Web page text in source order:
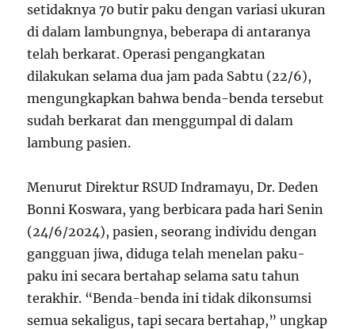
setidaknya 70 butir paku dengan variasi ukuran
di dalam lambungnya, beberapa di antaranya
telah berkarat. Operasi pengangkatan
dilakukan selama dua jam pada Sabtu (22/6),
mengungkapkan bahwa benda-benda tersebut
sudah berkarat dan menggumpal di dalam
lambung pasien.
Menurut Direktur RSUD Indramayu, Dr. Deden
Bonni Koswara, yang berbicara pada hari Senin
(24/6/2024), pasien, seorang individu dengan
gangguan jiwa, diduga telah menelan paku-
paku ini secara bertahap selama satu tahun
terakhir. “Benda-benda ini tidak dikonsumsi
semua sekaligus, tapi secara bertahap,” ungkap